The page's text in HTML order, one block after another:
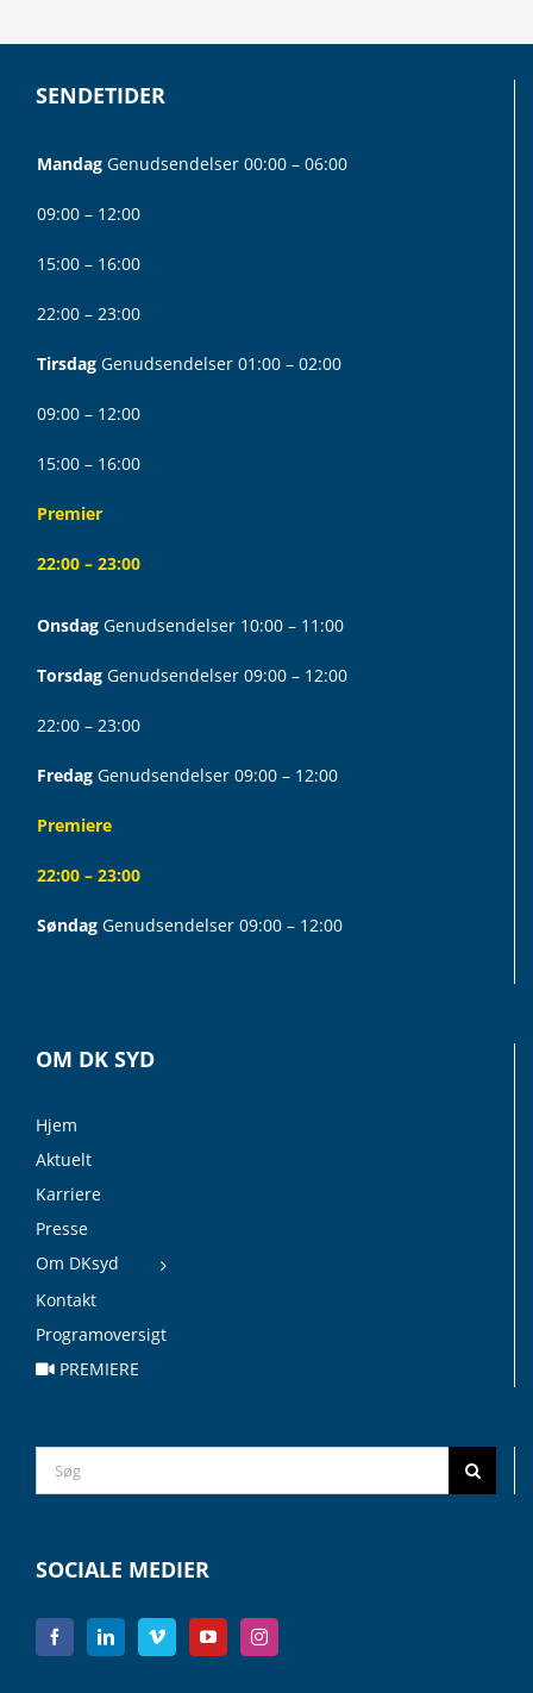
SENDETIDER
Mandag Genudsendelser 00:00 – 06:00
09:00 – 12:00
15:00 – 16:00
22:00 – 23:00
Tirsdag Genudsendelser 01:00 – 02:00
09:00 – 12:00
15:00 – 16:00
Premier
22:00 – 23:00
Onsdag Genudsendelser 10:00 – 11:00
Torsdag Genudsendelser 09:00 – 12:00
22:00 – 23:00
Fredag Genudsendelser 09:00 – 12:00
Premiere
22:00 – 23:00
Søndag Genudsendelser 09:00 – 12:00
OM DK SYD
Hjem
Aktuelt
Karriere
Presse
Om DKsyd
Kontakt
Programoversigt
PREMIERE
Search
for:
SOCIALE MEDIER